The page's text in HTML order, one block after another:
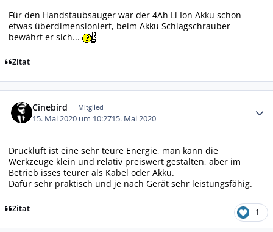
Für den Handstaubsauger war der 4Ah Li Ion Akku schon
etwas überdimensioniert, beim Akku Schlagschrauber
bewährt er sich...
Zitat
Cinebird Mitglied
15. Mai 2020 um 10:2715. Mai 2020
Druckluft ist eine sehr teure Energie, man kann die
Werkzeuge klein und relativ preiswert gestalten, aber im
Betrieb isses teurer als Kabel oder Akku.
Dafür sehr praktisch und je nach Gerät sehr leistungsfähig.
Zitat 1